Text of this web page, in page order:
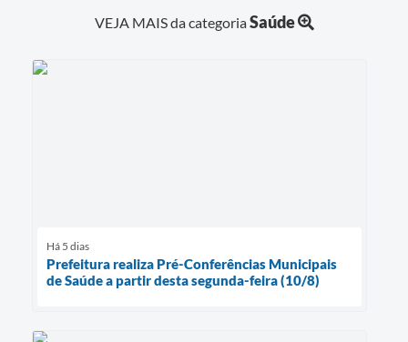
VEJA MAIS da categoriaSaúde
Há 5 dias
Prefeitura realiza Pré-Conferências Municipais
de Saúde a partir desta segunda-feira (10/8)